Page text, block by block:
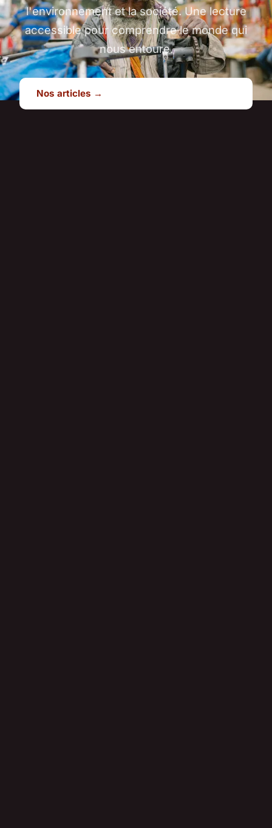
l'environnement et la société. Une lecture
accessible pour comprendre le monde qui
nous entoure.
Nos articles →